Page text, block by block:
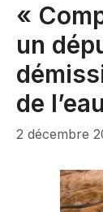
«
un
de
2 décembre